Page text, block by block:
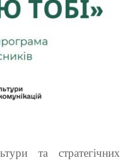
та стратегічних